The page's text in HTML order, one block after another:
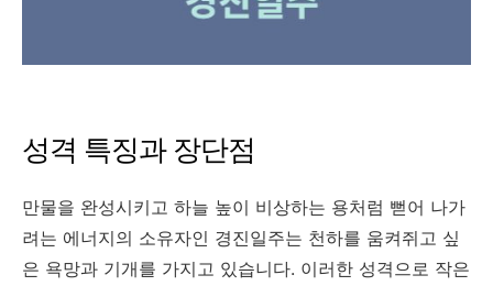
성격 특징과 장단점
만물을 완성시키고 하늘 높이 비상하는 용처럼 뻗어 나가
려는 에너지의 소유자인 경진일주는 천하를 움켜쥐고 싶
은 욕망과 기개를 가지고 있습니다. 이러한 성격으로 작은